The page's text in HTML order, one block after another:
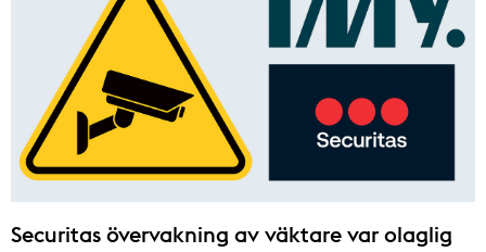
Securitas övervakning av väktare var olaglig